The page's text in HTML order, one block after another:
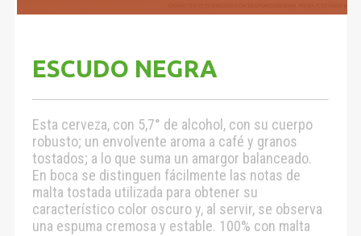
ESCUDO NEGRA
Esta cerveza, con 5,7° de alcohol, con su cuerpo
robusto; un envolvente aroma a café y granos
tostados; a lo que suma un amargor balanceado.
En boca se distinguen fácilmente las notas de
malta tostada utilizada para obtener su
característico color oscuro y, al servir, se observa
una espuma cremosa y estable. 100% con malta